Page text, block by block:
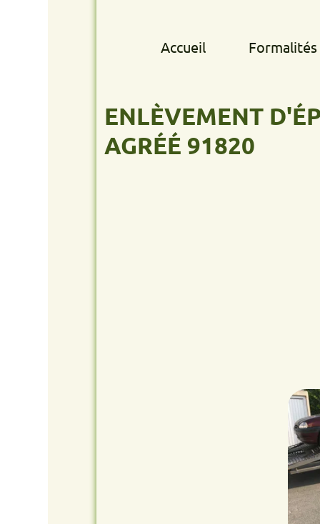
Formalités retrait
ENLÈVEMENT
AGRÉÉ 91820